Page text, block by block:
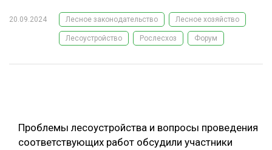
ОБРАБОТКА ДРЕВЕСИНЫ
ПРОИЗВОДСТВО ДРЕВЕСНЫХ ПЛИТ
ПОДБОРКИ СТАТЕЙ
20.09.2024 Лесное законодательство Лесное хозяйство
Лесоустройство Рослесхоз Форум
Проблемы лесоустройства и вопросы проведения
соответствующих работ обсудили участники